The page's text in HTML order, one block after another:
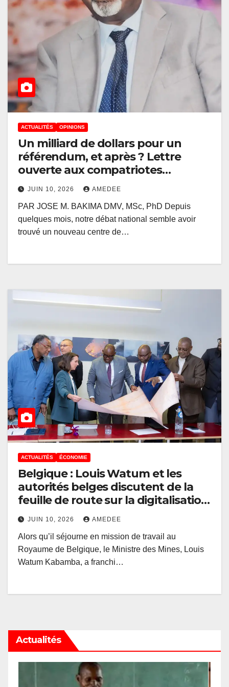
ACTUALITÉS OPINIONS
Un milliard de dollars pour un
référendum, et après ? Lettre
ouverte aux compatriotes
congolais
JUIN 10, 2026 AMEDEE
PAR JOSE M. BAKIMA DMV, MSc, PhD Depuis
quelques mois, notre débat national semble avoir
trouvé un nouveau centre de…
ACTUALITÉS ÉCONOMIE
Belgique : Louis Watum et les
autorités belges discutent de la
feuille de route sur la digitalisation
et la restitution progressive des
archives géologiques de la RDC
JUIN 10, 2026 AMEDEE
Alors qu’il séjourne en mission de travail au
Royaume de Belgique, le Ministre des Mines, Louis
Watum Kabamba, a franchi…
Actualités